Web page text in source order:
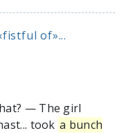
of»...
— The girl
took a bunch